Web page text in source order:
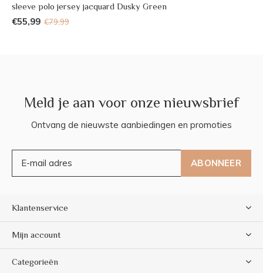
sleeve polo jersey jacquard Dusky Green
€55,99 €79,99
Meld je aan voor onze nieuwsbrief
Ontvang de nieuwste aanbiedingen en promoties
ABONNEER
Klantenservice
Mijn account
Categorieën